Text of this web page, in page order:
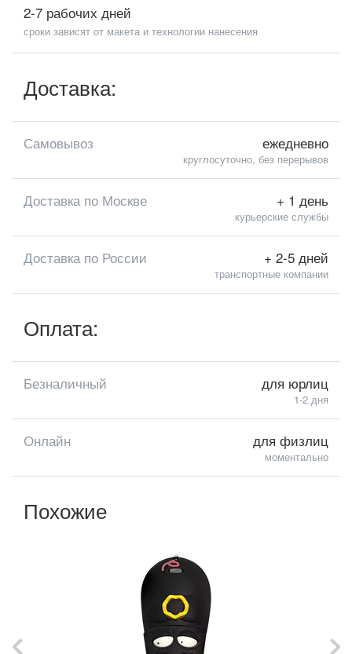
2-7 рабочих дней
сроки зависят от макета и технологии нанесения
Доставка:
Самовывоз ежедневно
круглосуточно, без перерывов
Доставка по Москве + 1 день
курьерские службы
Доставка по России + 2-5 дней
транспортные компании
Оплата:
Безналичный для юрлиц
1-2 дня
Онлайн для физлиц
моментально
Похожие